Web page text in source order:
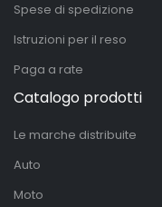
Spese di spedizione
Istruzioni per il reso
Paga a rate
Catalogo prodotti
Le marche distribuite
Auto
Moto